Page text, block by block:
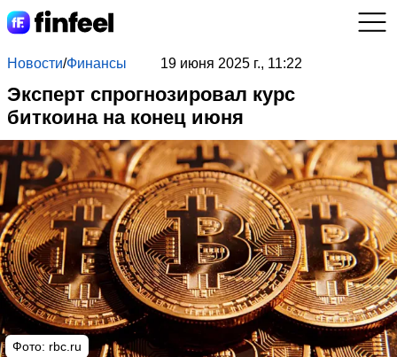
Новости/Финансы 19 июня 2025 г., 11:22
Эксперт спрогнозировал курс
биткоина на конец июня
Фото: rbc.ru